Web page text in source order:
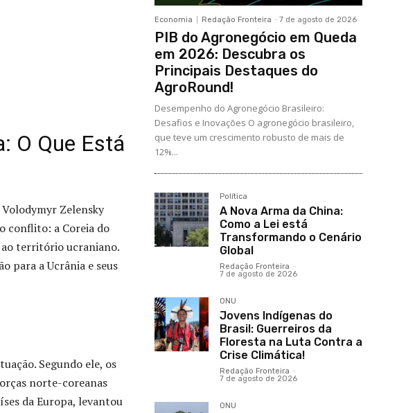
O Que Está
Zelensky
conflito: a Coreia do
ao território ucraniano.
para a Ucrânia e seus
Segundo ele, os
norte-coreanas
da Europa, levantou
Economia Redação Fronteira - 7 de agosto de 2026
PIB do Agronegócio em Queda
em 2026: Descubra os
Principais Destaques do
AgroRound!
Desempenho do Agronegócio Brasileiro:
Desafios e Inovações O agronegócio brasileiro,
que teve um crescimento robusto de mais de
12%...
Política
A Nova Arma da China:
Como a Lei está
Transformando o Cenário
Global
Redação Fronteira -
7 de agosto de 2026
ONU
Jovens Indígenas do
Brasil: Guerreiros da
Floresta na Luta Contra a
Crise Climática!
Redação Fronteira -
7 de agosto de 2026
ONU